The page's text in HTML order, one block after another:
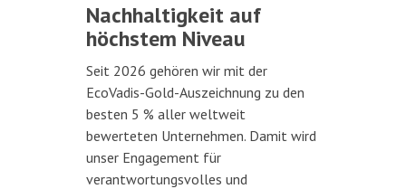
Nachhaltigkeit auf
höchstem Niveau
Seit 2026 gehören wir mit der
EcoVadis-Gold-Auszeichnung zu den
besten 5 % aller weltweit
bewerteten Unternehmen. Damit wird
unser Engagement für
verantwortungsvolles und